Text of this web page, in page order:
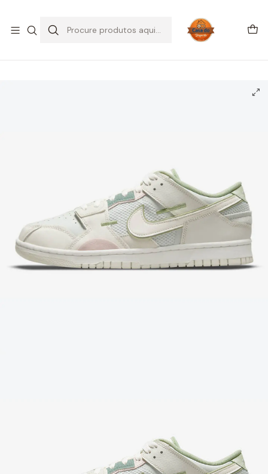
Início CALÇADO Nike
Dunk Low
Nike Dunk Scrap Grey Haze Phantom